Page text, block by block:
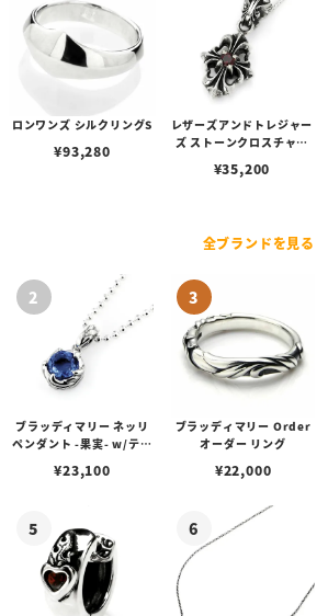
ロンワンズ シルクリングS
¥93,280
レザーズアンドトレジャー
ズ ストーンクロスチャー
¥35,200
全ブランドを見る
ブラッディマリー ネッリ
ペンダント -果実- w/ティ
¥23,100
ブラッディマリー Order
オーダー リング
¥22,000